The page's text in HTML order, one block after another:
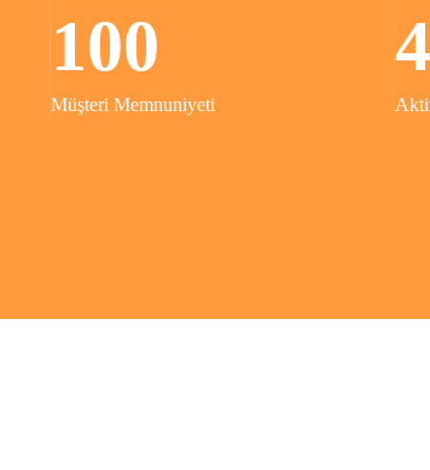
100
Müşteri Memnuniyeti